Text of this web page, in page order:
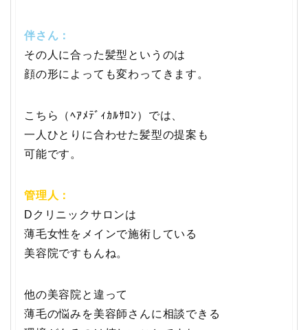
伴さん：
その人に合った髪型というのは
顔の形によっても変わってきます。
こちら（ﾍｱﾒﾃﾞｨｶﾙｻﾛﾝ）では、
一人ひとりに合わせた髪型の提案も
可能です。
管理人：
Dクリニックサロンは
薄毛女性をメインで施術している
美容院ですもんね。
他の美容院と違って
薄毛の悩みを美容師さんに相談できる